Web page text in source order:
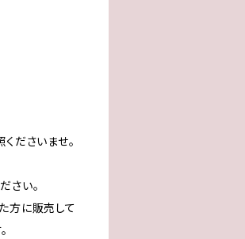
ださいませ。
さい。
方に販売して